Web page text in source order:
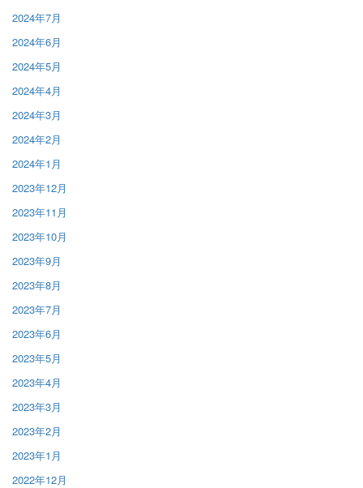
2024年7月
2024年6月
2024年5月
2024年4月
2024年3月
2024年2月
2024年1月
2023年12月
2023年11月
2023年10月
2023年9月
2023年8月
2023年7月
2023年6月
2023年5月
2023年4月
2023年3月
2023年2月
2023年1月
2022年12月